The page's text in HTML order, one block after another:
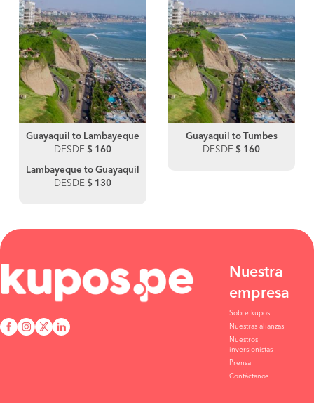
Guayaquil to Lambayeque
DESDE $ 160
Lambayeque to Guayaquil
DESDE $ 130
Guayaquil to Tumbes
DESDE $ 160
Nuestra
empresa
Sobre kupos
Nuestras alianzas
Nuestros
inversionistas
Prensa
Contáctanos